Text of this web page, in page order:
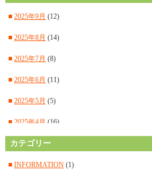
■ 2025年9月 (12)
■ 2025年8月 (14)
■ 2025年7月 (8)
■ 2025年6月 (11)
■ 2025年5月 (5)
■ 2025年4月 (16)
■2025年3月(14)
■ 2025年2月(15)
カテゴリー
■ INFORMATION(1)